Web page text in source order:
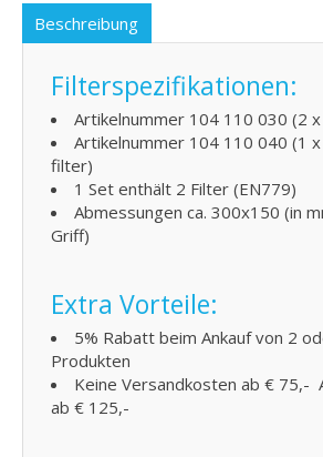
Beschreibung
Filterspezifikationen:
Artikelnummer 104 110 030 (2
Artikelnummer 104 110 040 (1 x
filter)
1 Set enthält 2 Filter (EN779)
Abmessungen ca. 300x150 (in
Griff)
Extra Vorteile:
5% Rabatt beim Ankauf von 2
Produkten
Keine Versandkosten ab € 75,-
ab € 125,-